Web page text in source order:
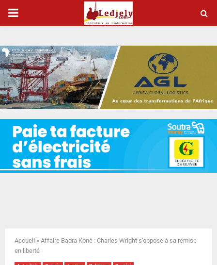
P
I
M
A
R
Y
N
Accueil » Affaire Badra Koné : Charles Wright s’oppose à sa remise
en liberté